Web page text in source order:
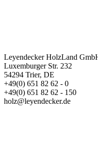
Leyendecker HolzLand
Luxemburger Str. 232
54294 Trier, DE
+49(0) 651 82 62 - 0
+49(0) 651 82 62 - 150
holz@leyendecker.de